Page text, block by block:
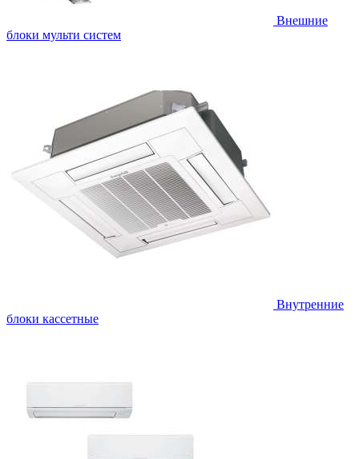
Внешние
блоки мульти систем
Внутренние
блоки кассетные